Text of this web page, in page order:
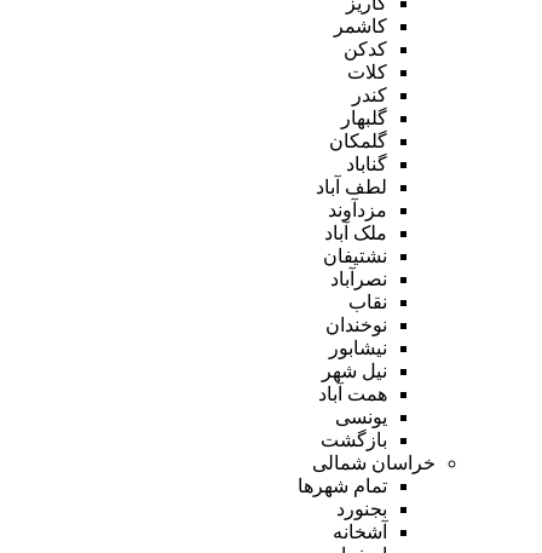
کاشمر
کدکن
کلات
کندر
گلبهار
گلمکان
گناباد
لطف آباد
مزدآوند
ملک آباد
نشتیفان
نصرآباد
نقاب
نوخندان
نیشابور
نیل شهر
همت آباد
یونسی
بازگشت
خراسان شمالی
تمام شهر‌ها
بجنورد
آشخانه